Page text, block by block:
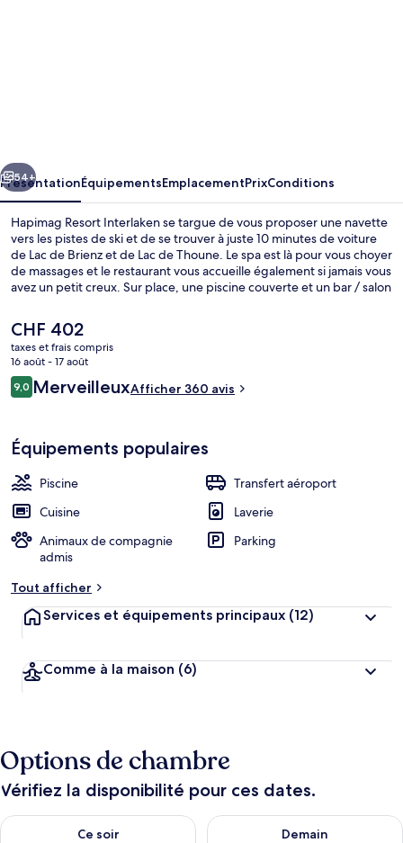
Suivant
54+
PrésentationÉquipementsEmplacementPrixConditions
Hapimag Resort Interlaken se targue de vous proposer une navette
vers les pistes de ski et de se trouver à juste 10 minutes de voiture
de Lac de Brienz et de Lac de Thoune. Le spa est là pour vous choyer
de massages et le restaurant vous accueille également si jamais vous
avez un petit creux. Sur place, une piscine couverte et un bar / salon
trouverez dans les appartements des petits plus qui font plaisir
comme de la literie de qualité supérieure et une machine à
espresso. Des forfaits de ski et un local à skis sont également
disponibles. Les autres voyageurs ne disent que du bien en ce qui
concerne le personnel attentionné.
Le
prix
actuel
est
de
CHF 402
taxes et frais compris
16 août - 17 août
Avis
voyageurs
9,09,0 sur 10
MerveilleuxAfficher 360 avis
Équipements populaires
Piscine
Transfert aéroport
Cuisine
Laverie
Animaux de compagnie
admis
Parking
Tout afficher
Services et équipements principaux (12)
Comme à la maison (6)
Options de chambre
Vérifiez la disponibilité pour ces dates.
Ce soir
Vérifier la disponibilité pour ce soir août 9 - août 10
Demain
Vérifier la disponibilité pour